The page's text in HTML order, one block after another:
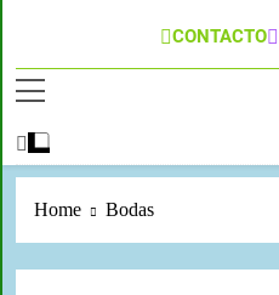
CONTACTO
Home Bodas